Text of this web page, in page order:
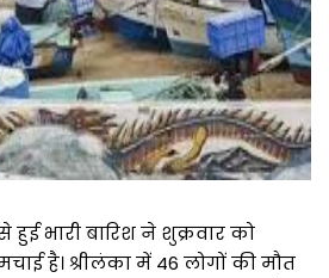
हुई भारी बारिश ने शुक्रवार को
है। श्रीलंका में 46 लोगों की मौत